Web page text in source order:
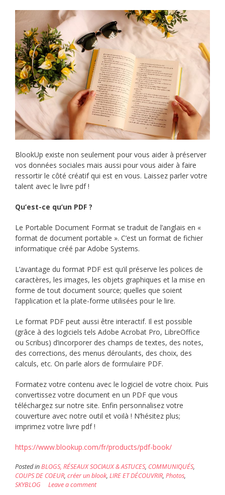
BlookUp existe non seulement pour vous aider à préserver
vos données sociales mais aussi pour vous aider à faire
ressortir le côté créatif qui est en vous. Laissez parler votre
talent avec le livre pdf !
Qu’est-ce qu’un PDF ?
Le Portable Document Format se traduit de l’anglais en «
format de document portable ». C’est un format de fichier
informatique créé par Adobe Systems.
L’avantage du format PDF est qu’il préserve les polices de
caractères, les images, les objets graphiques et la mise en
forme de tout document source; quelles que soient
l’application et la plate-forme utilisées pour le lire.
Le format PDF peut aussi être interactif. Il est possible
(grâce à des logiciels tels Adobe Acrobat Pro, LibreOffice
ou Scribus) d’incorporer des champs de textes, des notes,
des corrections, des menus déroulants, des choix, des
calculs, etc. On parle alors de formulaire PDF.
Formatez votre contenu avec le logiciel de votre choix. Puis
convertissez votre document en un PDF que vous
téléchargez sur notre site. Enfin personnalisez votre
couverture avec notre outil et voilà ! N’hésitez plus;
imprimez votre livre pdf !
https://www.blookup.com/fr/products/pdf-book/
Posted inBLOGS, RÉSEAUX SOCIAUX & ASTUCES, COMMUNIQUÉS,
COUPS DE COEUR, créer un blook, LIRE ET DÉCOUVRIR, Photos,
SKYBLOG
Leave a comment